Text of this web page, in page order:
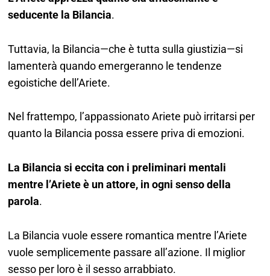
seducente la Bilancia.
Tuttavia, la Bilancia—che è tutta sulla giustizia—si
lamenterà quando emergeranno le tendenze
egoistiche dell’Ariete.
Nel frattempo, l’appassionato Ariete può irritarsi per
quanto la Bilancia possa essere priva di emozioni.
La Bilancia si eccita con i preliminari mentali
mentre l’Ariete è un attore, in ogni senso della
parola.
La Bilancia vuole essere romantica mentre l’Ariete
vuole semplicemente passare all’azione. Il miglior
sesso per loro è il sesso arrabbiato.